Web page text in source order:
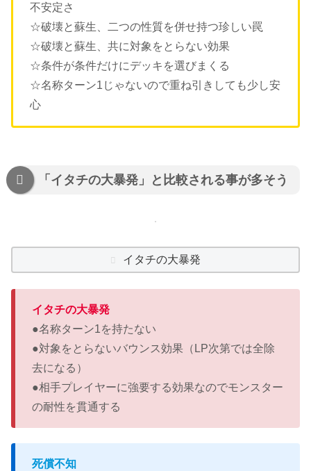
不安定さ
☆破壊と蘇生、二つの性質を併せ持つ珍しい罠
☆破壊と蘇生、共に対象をとらない効果
☆条件が条件だけにデッキを選びまくる
☆名称ターン1じゃないので重ね引きしても少し安
心
「イタチの大暴発」と比較される事が多そう
イタチの大暴発
イタチの大暴発
●名称ターン1を持たない
●対象をとらないバウンス効果（LP次第では全除
去になる）
●相手プレイヤーに強要する効果なのでモンスター
の耐性を貫通する
死償不知